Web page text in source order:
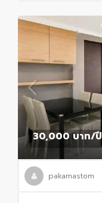
30,000 บาท/ปี
pakamastom